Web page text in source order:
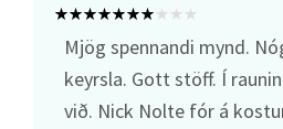
Mjög spennandi mynd.
keyrsla. Gott stöff. Í
við. Nick Nolte fór á